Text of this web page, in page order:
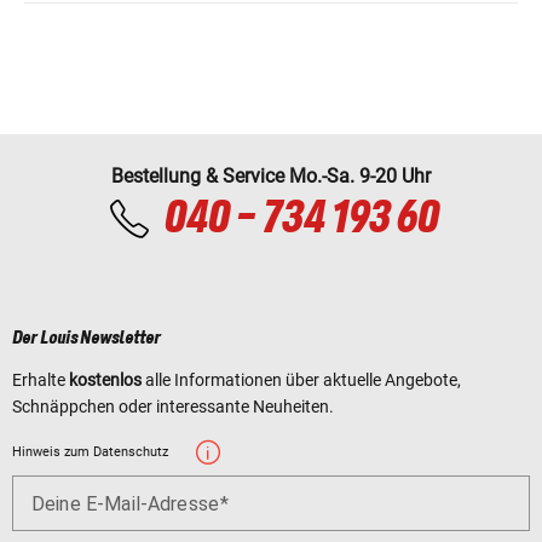
Bestellung & Service Mo.-Sa. 9-20 Uhr
040 - 734 193 60
Der Louis Newsletter
Erhalte kostenlosalle Informationen über aktuelle Angebote,
Schnäppchen oder interessante Neuheiten.
Hinweis zum Datenschutz
Deine E-Mail-Adresse